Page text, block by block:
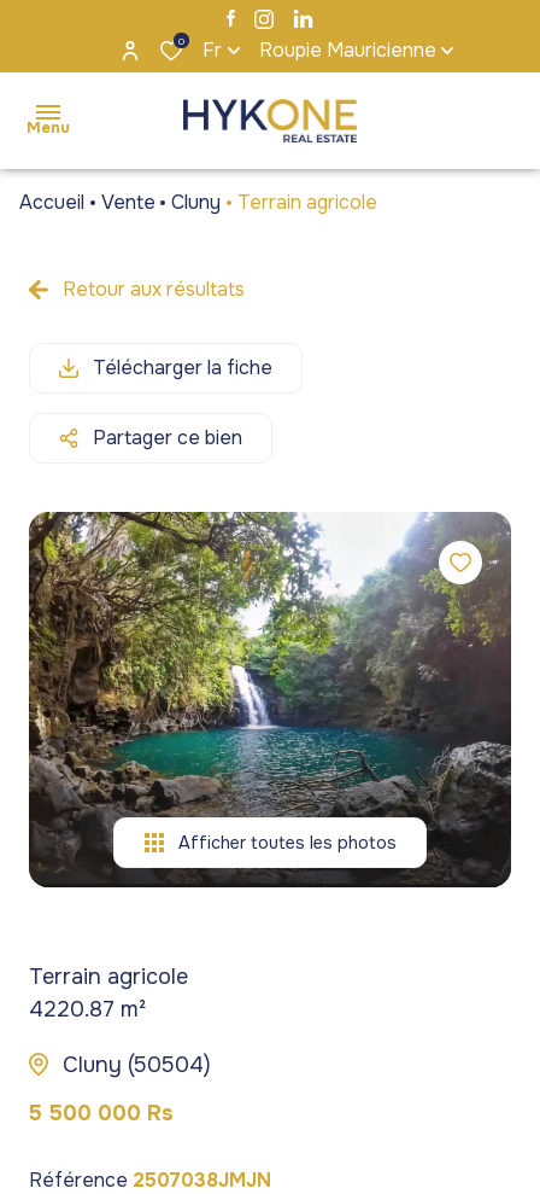
0 Fr Roupie Mauricienne
Menu
ventes
Maisons
Appartements
Bureaux et
commerces
Programmes
neufs
Viagers
Maisons
Appartements
Bureaux et
commerces
Programmes
neufs
agence
gestion
de
patrimoine
blog
contact
Accueil Vente Cluny Terrain agricole
Retour aux résultats
Télécharger la fiche
Partager ce bien
Afficher toutes les photos
Terrain agricole
4220.87 m²
Cluny (50504)
5 500 000 Rs
Référence 2507038JMJN